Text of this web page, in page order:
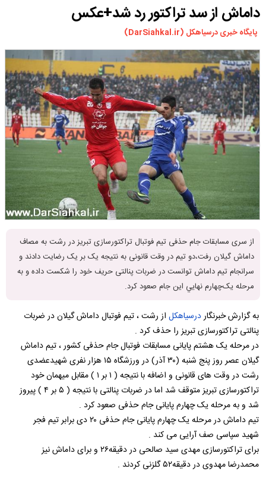
ورزشی
سیاسی
چندرسانه ای
مسیر گردشگری دیلمان
درباره ما
داماش از سد تراکتور رد شد+عکس
پایگاه خبری درسیاهکل (DarSiahkal.ir)
از سری مسابقات جام حذفی تیم فوتبال تراکتورسازی تبریز در رشت به مصاف
داماش گیلان رفت،دو تیم در وقت قانونی به نتیجه یک بر یک رضایت دادند و
سرانجام تیم داماش توانست در ضربات پنالتی حریف خود را شکست داده و به
مرحله يک‌چهارم نهايي این جام صعود کرد.
به گزارش خبرنگاردرسیاهکل از رشت ، تیم فوتبال داماش گیلان در ضربات
پنالتی تراکتورسازی تبریز را حذف کرد .
در مرحله یک هشتم پایانی مسابقات فوتبال جام حذفی کشور ، تیم داماش
گیلان عصر روز پنج شنبه (۳۰ آذر) در ورزشگاه ۱۵ هزار نفری شهیدعضدی
رشت در وقت های قانونی و اضافه با نتیجه ( ۱ بر ۱ ) مقابل میهمان خود
تراکتورسازی تبریز متوقف شد اما در ضربات پنالتی با نتیجه ( ۵ بر ۴ ) پیروز
شد و به مرحله یک چهارم پایانی جام حذفی صعود کرد .
تیم داماش در مرحله یک چهارم پایانی جام حذفی ۲۰ دی برابر تیم فجر
شهید سپاسی صف آرایی می کند .
برای تراکتورسازی مهدی سید صالحی در دقیقه۲۶ و برای داماش نیز
محمدرضا مهدوی در دقیقه۵۲ گلزنی کردند .